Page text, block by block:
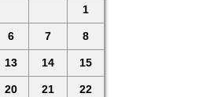
1
6 7 8
13 14 15
20 21 22